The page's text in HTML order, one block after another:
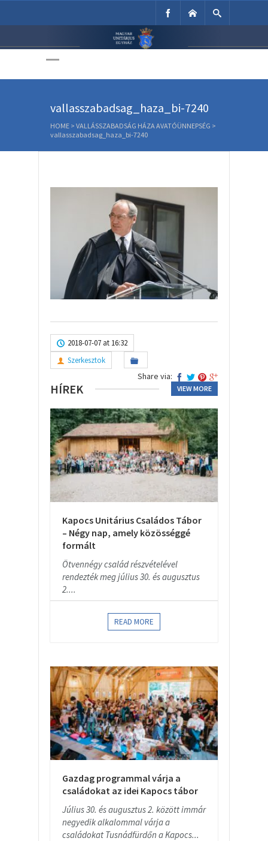
Unitárius Egyház
vallasszabadsag_haza_bi-7240
HOME > VALLÁSSZABADSÁG HÁZA AVATÓÜNNEPSÉG >
vallasszabadsag_haza_bi-7240
2018-07-07 at 16:32
Szerkesztok
Share via:
HÍREK VIEW MORE
Kapocs Unitárius Családos Tábor
– Négy nap, amely közösséggé
formált
Ötvennégy család részvételével
rendezték meg július 30. és augusztus
2....
READ MORE
Gazdag programmal várja a
családokat az idei Kapocs tábor
Július 30. és augusztus 2. között immár
negyedik alkalommal várja a
családokat Tusnádfürdőn a Kapocs...